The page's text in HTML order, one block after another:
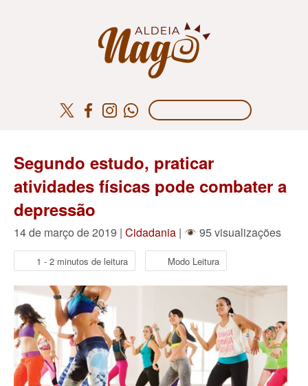
Segundo estudo, praticar
atividades físicas pode combater a
depressão
14 de março de 2019 | Cidadania | 95 visualizações
1 - 2 minutos de leitura Modo Leitura